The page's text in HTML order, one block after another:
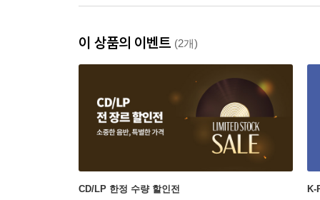
이 상품의 이벤트 (2개)
CD/LP 한정 수량 할인전 K-